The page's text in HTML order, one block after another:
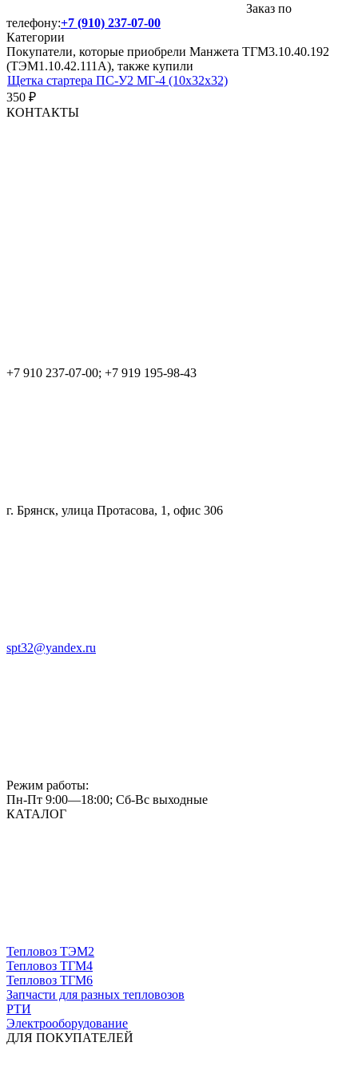
Заказ по
телефону:+7 (910) 237-07-00
Категории
Покупатели, которые приобрели Манжета ТГМ3.10.40.192
(ТЭМ1.10.42.111А), также купили
Щетка стартера ПС-У2 МГ-4 (10х32х32)
350 ₽
КОНТАКТЫ
+7 910 237-07-00; +7 919 195-98-43
г. Брянск, улица Протасова, 1, офис 306
spt32@yandex.ru
Режим работы:
Пн-Пт 9:00—18:00; Сб-Вс выходные
КАТАЛОГ
Тепловоз ТЭМ2
Тепловоз ТГМ4
Тепловоз ТГМ6
Запчасти для разных тепловозов
РТИ
Электрооборудование
ДЛЯ ПОКУПАТЕЛЕЙ